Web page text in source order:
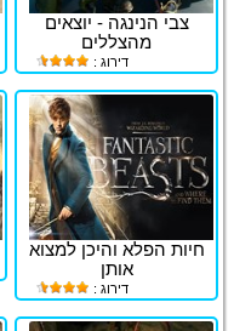
צבי הנינגה - יוצאים
מהצללים
דירוג :
חיות הפלא והיכן למצוא
אותן
דירוג :